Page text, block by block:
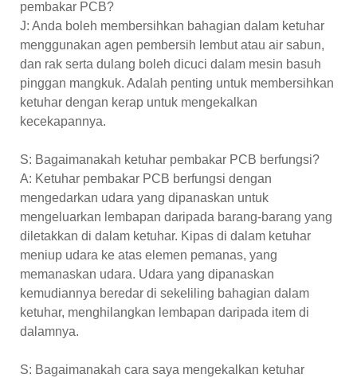
pembakar PCB?
J: Anda boleh membersihkan bahagian dalam ketuhar
menggunakan agen pembersih lembut atau air sabun,
dan rak serta dulang boleh dicuci dalam mesin basuh
pinggan mangkuk. Adalah penting untuk membersihkan
ketuhar dengan kerap untuk mengekalkan
kecekapannya.
S: Bagaimanakah ketuhar pembakar PCB berfungsi?
A: Ketuhar pembakar PCB berfungsi dengan
mengedarkan udara yang dipanaskan untuk
mengeluarkan lembapan daripada barang-barang yang
diletakkan di dalam ketuhar. Kipas di dalam ketuhar
meniup udara ke atas elemen pemanas, yang
memanaskan udara. Udara yang dipanaskan
kemudiannya beredar di sekeliling bahagian dalam
ketuhar, menghilangkan lembapan daripada item di
dalamnya.
S: Bagaimanakah cara saya mengekalkan ketuhar